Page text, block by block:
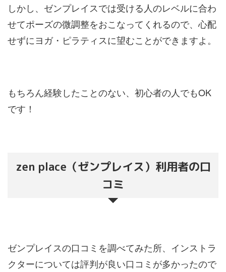
しかし、ゼンプレイスでは受ける人のレベルに合わ
せてポーズの微調整をおこなってくれるので、心配
せずにヨガ・ピラティスに望むことができますよ。
もちろん経験したことのない、初心者の人でもOK
です！
zen place（ゼンプレイス）利用者の口
コミ
ゼンプレイスの口コミを調べてみた所、インストラ
クターについては評判が良い口コミが多かったので